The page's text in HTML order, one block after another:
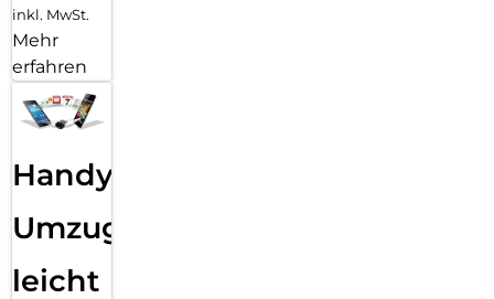
inkl. MwSt.
Mehr
erfahren
Handy
Umzug
leicht